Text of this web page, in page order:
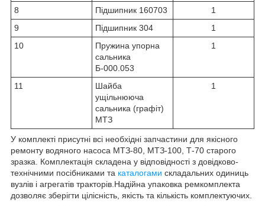
8
Підшипник 160703
1
9
Підшипник 304
1
10
Пружина упорна
сальника
Б-000.053
1
11
Шайба
ущільнююча
сальника (графіт)
МТЗ
1
У комплекті присутні всі необхідні запчастини для якісного
ремонту водяного насоса МТЗ-80, МТЗ-100, Т-70 старого
зразка. Комплектація складена у відповідності з довідково-
технічними посібниками та каталогами складальних одиниць
вузлів і агрегатів тракторів.Надійна упаковка ремкомплекта
дозволяє зберігти цілісність, якість та кількість комплектуючих.